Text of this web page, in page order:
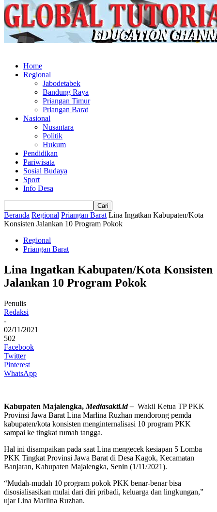
Home
Regional
Jabodetabek
Bandung Raya
Priangan Timur
Priangan Barat
Nasional
Nusantara
Politik
Hukum
Pendidikan
Pariwisata
Sosial Budaya
Sport
Info Desa
Beranda Regional Priangan Barat Lina Ingatkan Kabupaten/Kota
Konsisten Jalankan 10 Program Pokok
Regional
Priangan Barat
Lina Ingatkan Kabupaten/Kota Konsisten
Jalankan 10 Program Pokok
Penulis
Redaksi
-
02/11/2021
502
Facebook
Twitter
Pinterest
WhatsApp
Kabupaten Majalengka, Mediasakti.id – Wakil Ketua TP PKK
Provinsi Jawa Barat Lina Marlina Ruzhan mendorong pemda
kabupaten/kota konsisten menginternalisasi 10 program PKK
sampai ke tingkat rumah tangga.
Hal ini disampaikan pada saat Lina mengecek kesiapan 5 Lomba
PKK Tingkat Provinsi Jawa Barat di Desa Kagok, Kecamatan
Banjaran, Kabupaten Majalengka, Senin (1/11/2021).
“Mudah-mudah 10 program pokok PKK benar-benar bisa
disosialisasikan mulai dari diri pribadi, keluarga dan lingkungan,”
ujar Lina Marlina Ruzhan.